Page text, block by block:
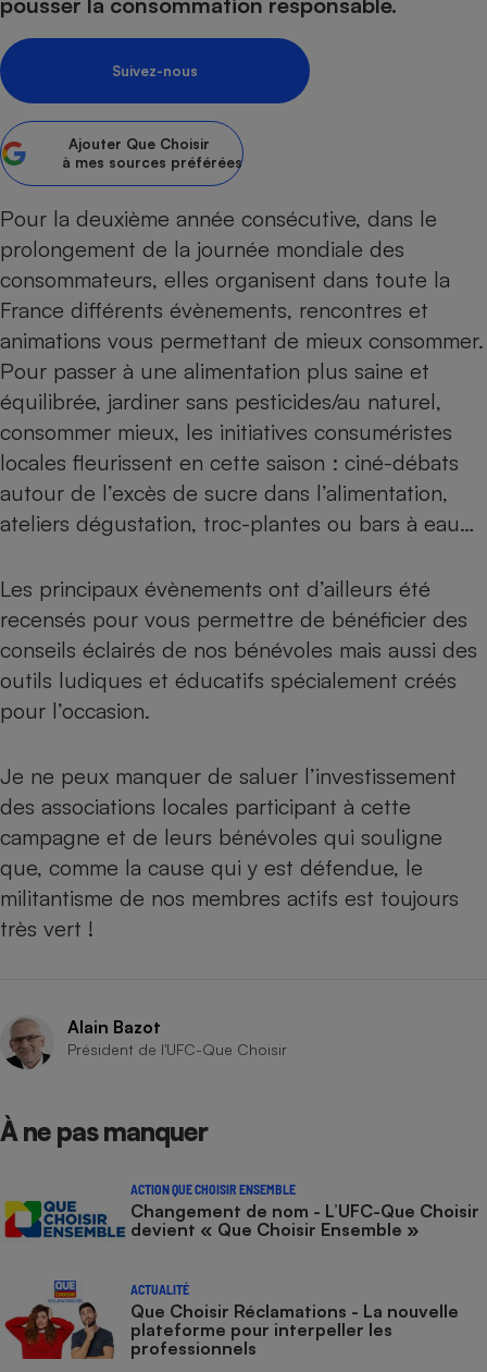
Suivez-nous
Ajouter Que Choisir
à mes sources préférées
Pour la deuxième année consécutive, dans le
prolongement de la journée mondiale des
consommateurs, elles organisent dans toute la
France différents évènements, rencontres et
animations vous permettant de mieux consommer.
Pour passer à une alimentation plus saine et
équilibrée, jardiner sans pesticides/au naturel,
consommer mieux, les initiatives consuméristes
locales fleurissent en cette saison : ciné-débats
autour de l’excès de sucre dans l’alimentation,
ateliers dégustation, troc-plantes ou bars à eau…
Les principaux évènements ont d’ailleurs été
recensés pour vous permettre de bénéficier des
conseils éclairés de nos bénévoles mais aussi des
outils ludiques et éducatifs spécialement créés
pour l’occasion.
Je ne peux manquer de saluer l’investissement
des associations locales participant à cette
campagne et de leurs bénévoles qui souligne
que, comme la cause qui y est défendue, le
militantisme de nos membres actifs est toujours
très vert !
Alain Bazot
Président de l'UFC-Que Choisir
À ne pas manquer
ACTION QUE CHOISIR ENSEMBLE
Changement de nom - L’UFC-Que Choisir
devient « Que Choisir Ensemble »
ACTUALITÉ
Que Choisir Réclamations - La nouvelle
plateforme pour interpeller les
professionnels
Sécurité - Hygiène
Supermarché - Drive
Complément
Assurance
Banque - Crédit
Epargne - Fiscalité
Mutuelle
Assurance emprunteur
Circulation routière
Contrôle technique -
Pièce détachée
Comparateur auto
Comparatif climatiseur
Comparatif aspirateur
Comparatif aspirateur
Comparatif cafetière
Comparatif robot cuiseur
Comparatif centrale
Gros électroménager
Petit électroménager -
Lave-linge
Électricité - Gaz
Comparatif ordinateur
Comparatif ultrabook
Comparatif tablette
Image et son
Informatique
Internet
Téléphonie
Téléviseur
Antivirus
Crédit immobilier
Aménagement
Bricolage - Jardinage
Chauffage
Produit d'entretien
Sécurité domestique
Radiateur électrique
Hygiène - Beauté
Maladie - Médecine -
Système de santé -
Mutuelle
Antimoustique
Maison de retraite
Retraite
Choisir son fioul
Choisir son pellet
Comparateur assurance emprunteur
Energie Moins Chère Ensemble
Tous les comparateurs
Toutes les cartes interactives
Speedtest - Testez le débit de votre
connexion Internet